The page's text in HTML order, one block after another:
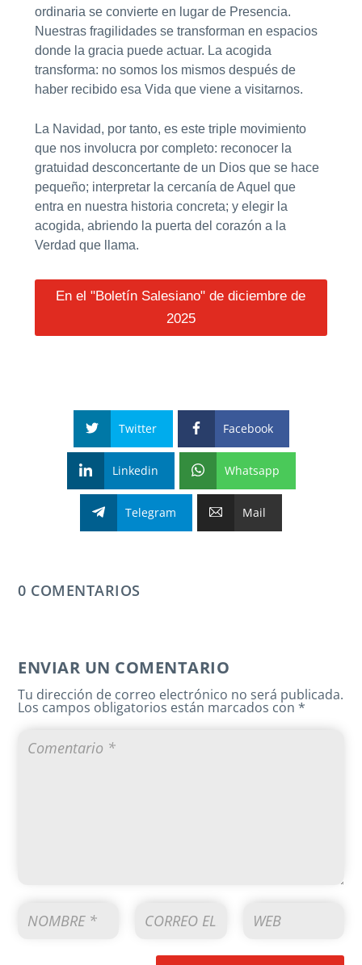
ordinaria se convierte en lugar de Presencia.
Nuestras fragilidades se transforman en espacios
donde la gracia puede actuar. La acogida
transforma: no somos los mismos después de
haber recibido esa Vida que viene a visitarnos.
La Navidad, por tanto, es este triple movimiento
que nos involucra por completo: reconocer la
gratuidad desconcertante de un Dios que se hace
pequeño; interpretar la cercanía de Aquel que
entra en nuestra historia concreta; y elegir la
acogida, abriendo la puerta del corazón a la
Verdad que llama.
En el "Boletín Salesiano" de diciembre de
2025
Twitter Facebook
Linkedin Whatsapp
Telegram Mail
0 COMENTARIOS
ENVIAR UN COMENTARIO
Tu dirección de correo electrónico no será publicada.
Los campos obligatorios están marcados con*